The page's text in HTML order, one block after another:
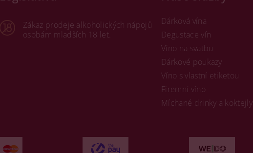
Zákaz prodeje alkoholických nápojů
osobám mladších 18 let.
Dárková vína
Degustace vín
Víno na svatbu
Dárkové poukazy
Víno s vlastní etiketou
Firemní víno
Míchané drinky a koktejly